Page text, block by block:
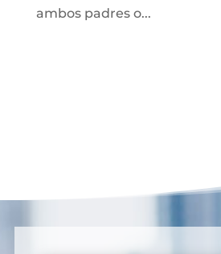
ambos padres o...